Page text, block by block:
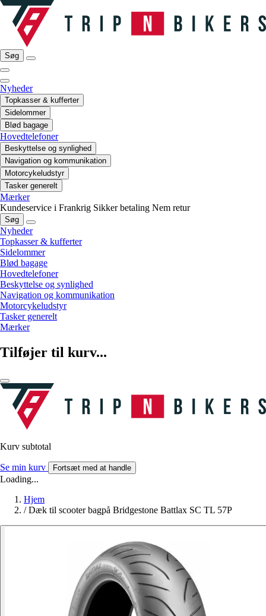
Søg
Nyheder
Topkasser & kufferter
Sidelommer
Blød bagage
Hovedtelefoner
Beskyttelse og synlighed
Navigation og kommunikation
Motorcykeludstyr
Tasker generelt
Mærker
Kundeservice i Frankrig Sikker betaling Nem retur
Søg
Nyheder
Topkasser & kufferter
Sidelommer
Blød bagage
Hovedtelefoner
Beskyttelse og synlighed
Navigation og kommunikation
Motorcykeludstyr
Tasker generelt
Mærker
Tilføjer til kurv...
Kurv subtotal
Se min kurv Fortsæt med at handle
Loading...
Hjem
/ Dæk til scooter bagpå Bridgestone Battlax SC TL 57P